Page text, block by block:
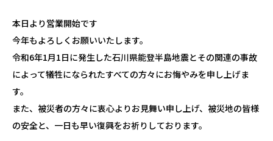
本日より営業開始です
今年もよろしくお願いいたします。
令和6年1月1日に発生した石川県能登半島地震とその関連の事故
によって犠牲になられたすべての方々にお悔やみを申し上げま
す。
また、被災者の方々に衷心よりお見舞い申し上げ、被災地の皆様
の安全と、一日も早い復興をお祈りしております。